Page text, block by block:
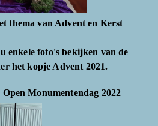
thema van Advent en Kerst
enkele foto's bekijken van de
het kopje Advent 2021.
Monumentendag 2022